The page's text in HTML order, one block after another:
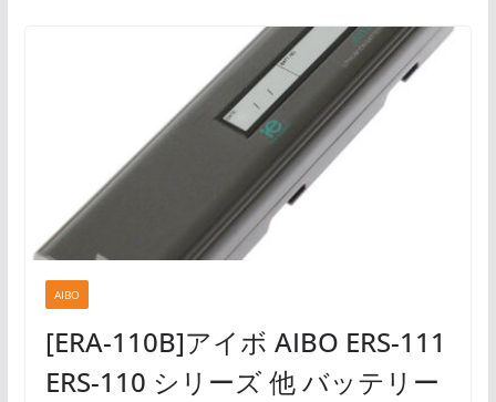
AIBO
[ERA-110B]アイボ AIBO ERS-111
ERS-110 シリーズ 他 バッテリー